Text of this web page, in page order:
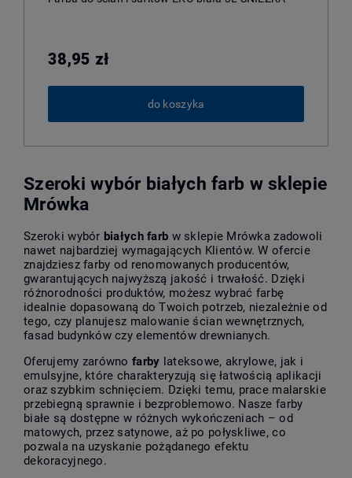
38,95 zł
do koszyka
Szeroki wybór białych farb w sklepie
Mrówka
Szeroki wybór białych farb w sklepie Mrówka zadowoli
nawet najbardziej wymagających Klientów. W ofercie
znajdziesz farby od renomowanych producentów,
gwarantujących najwyższą jakość i trwałość. Dzięki
różnorodności produktów, możesz wybrać farbę
idealnie dopasowaną do Twoich potrzeb, niezależnie od
tego, czy planujesz malowanie ścian wewnętrznych,
fasad budynków czy elementów drewnianych.
Oferujemy zarównofarby lateksowe, akrylowe, jak i
emulsyjne, które charakteryzują się łatwością aplikacji
oraz szybkim schnięciem. Dzięki temu, prace malarskie
przebiegną sprawnie i bezproblemowo. Nasze farby
białe są dostępne w różnych wykończeniach – od
matowych, przez satynowe, aż po połyskliwe, co
pozwala na uzyskanie pożądanego efektu
dekoracyjnego.